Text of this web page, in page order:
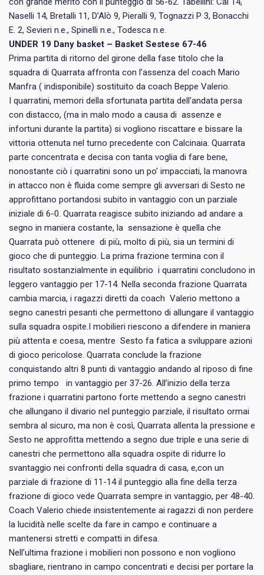
Naselli 14, Bretalli 11, D’Alò 9, Pieralli 9, Tognazzi P 3, Bonacchi
E. 2, Sevieri n.e., Spinelli n.e., Todesca n.e.
UNDER 19 Dany basket – Basket Sestese 67-46
Prima partita di ritorno del girone della fase titolo che la
squadra di Quarrata affronta con l’assenza del coach Mario
Manfra ( indisponibile) sostituito da coach Beppe Valerio.
I quarratini, memori della sfortunata partita dell’andata persa
con distacco, (ma in malo modo a causa di assenze e
infortuni durante la partita) si vogliono riscattare e bissare la
vittoria ottenuta nel turno precedente con Calcinaia. Quarrata
parte concentrata e decisa con tanta voglia di fare bene,
nonostante ciò i quarratini sono un po’ impacciati, la manovra
in attacco non è fluida come sempre gli avversari di Sesto ne
approfittano portandosi subito in vantaggio con un parziale
iniziale di 6-0. Quarrata reagisce subito iniziando ad andare a
segno in maniera costante, la sensazione è quella che
Quarrata può ottenere di più, molto di più, sia un termini di
gioco che di punteggio. La prima frazione termina con il
risultato sostanzialmente in equilibrio i quarratini concludono in
leggero vantaggio per 17-14. Nella seconda frazione Quarrata
cambia marcia, i ragazzi diretti da coach Valerio mettono a
segno canestri pesanti che permettono di allungare il vantaggio
sulla squadra ospite.I mobilieri riescono a difendere in maniera
più attenta e coesa, mentre Sesto fa fatica a sviluppare azioni
di gioco pericolose. Quarrata conclude la frazione
conquistando altri 8 punti di vantaggio andando al riposo di fine
primo tempo in vantaggio per 37-26. All’inizio della terza
frazione i quarratini partono forte mettendo a segno canestri
che allungano il divario nel punteggio parziale, il risultato ormai
sembra al sicuro, ma non è così, Quarrata allenta la pressione e
Sesto ne approfitta mettendo a segno due triple e una serie di
canestri che permettono alla squadra ospite di ridurre lo
svantaggio nei confronti della squadra di casa, e,con un
parziale di frazione di 11-14 il punteggio alla fine della terza
frazione di gioco vede Quarrata sempre in vantaggio, per 48-40.
Coach Valerio chiede insistentemente ai ragazzi di non perdere
la lucidità nelle scelte da fare in campo e continuare a
mantenersi stretti e compatti in difesa.
Nell’ultima frazione i mobilieri non possono e non vogliono
sbagliare, rientrano in campo concentrati e decisi per portare la